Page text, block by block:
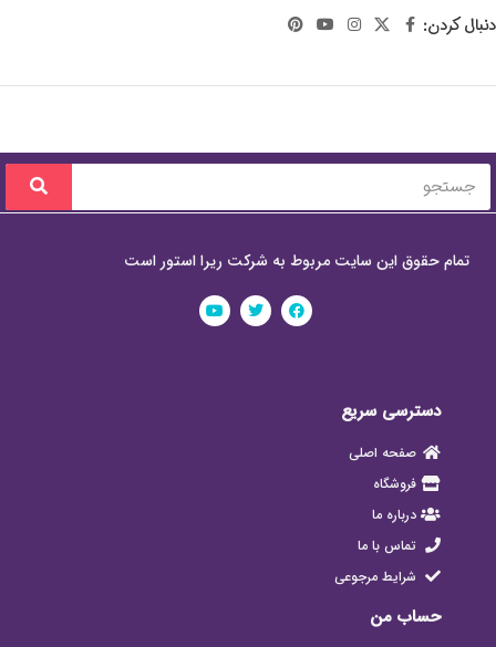
دنبال کردن:
تمام حقوق این سایت مربوط به شرکت ریرا استور است
دسترسی سریع
صفحه اصلی
فروشگاه
درباره ما
تماس با ما
شرایط مرجوعی
حساب من